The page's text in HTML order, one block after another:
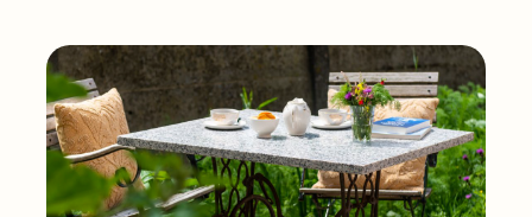
•Nieuws
Word lidInloggen